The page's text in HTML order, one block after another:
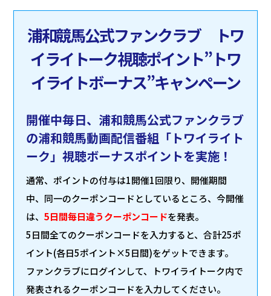
浦和競馬公式ファンクラブ トワ
イライトーク視聴ポイント”トワ
イライトボーナス”キャンペーン
開催中毎日、浦和競馬公式ファンクラブ
の浦和競馬動画配信番組「トワイライト
ーク」視聴ボーナスポイントを実施！
通常、ポイントの付与は1開催1回限り、開催期間
中、同一のクーポンコードとしているところ、今開催
は、5日間毎日違うクーポンコードを発表。
5日間全てのクーポンコードを入力すると、合計25ポ
イント(各日5ポイント×5日間)をゲットできます。
ファンクラブにログインして、トワイライトーク内で
発表されるクーポンコードを入力してください。